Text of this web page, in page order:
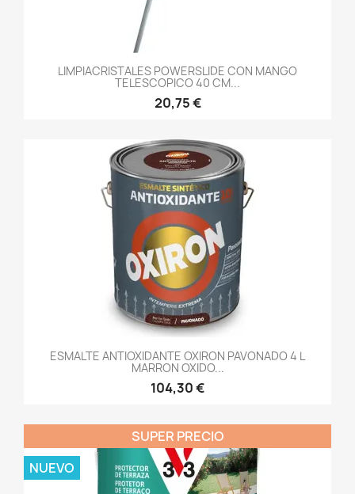
LIMPIACRISTALES POWERSLIDE CON MANGO
TELESCOPICO 40 CM...
20,75 €
ESMALTE ANTIOXIDANTE OXIRON PAVONADO 4 L
MARRON OXIDO...
104,30 €
SUPER PRECIO
NUEVO